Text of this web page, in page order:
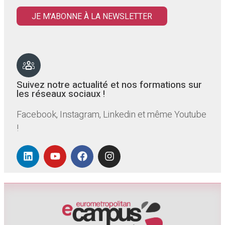
JE M'ABONNE À LA NEWSLETTER
Suivez notre actualité et nos formations sur
les réseaux sociaux !
Facebook, Instagram, Linkedin et même Youtube
!